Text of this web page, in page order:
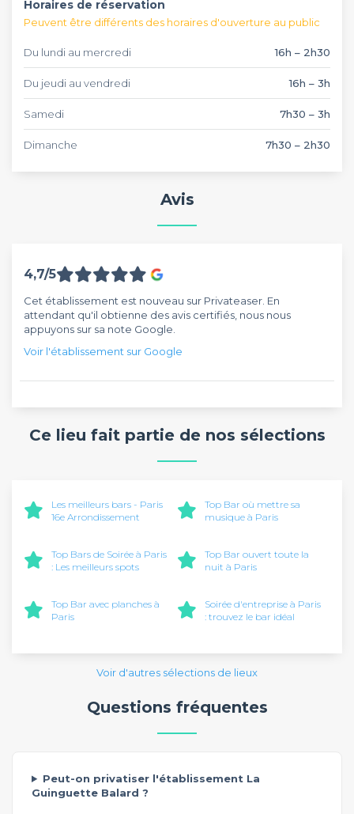
Horaires de réservation
Peuvent être différents des horaires d'ouverture au public
Du lundi au mercredi 16h – 2h30
Du jeudi au vendredi 16h – 3h
Samedi 7h30 – 3h
Dimanche 7h30 – 2h30
Avis
4,7/5
Cet établissement est nouveau sur Privateaser. En
attendant qu'il obtienne des avis certifiés, nous nous
appuyons sur sa note Google.
Voir l'établissement sur Google
Ce lieu fait partie de nos sélections
Les meilleurs bars - Paris
16e Arrondissement
Top Bar où mettre sa
musique à Paris
Top Bars de Soirée à Paris
: Les meilleurs spots
Top Bar ouvert toute la
nuit à Paris
Top Bar avec planches à
Paris
Soirée d'entreprise à Paris
: trouvez le bar idéal
Voir d'autres sélections de lieux
Questions fréquentes
Peut-on privatiser l'établissement La
Guinguette Balard ?